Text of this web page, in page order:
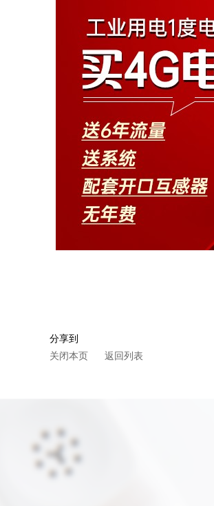
分享到
关闭本页
返回列表